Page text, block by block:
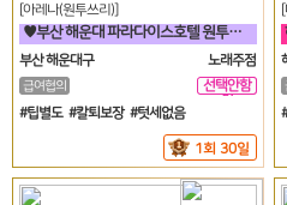
[아레나(원투쓰리)]
♥️부산 해운대 파라다이스호텔 원투쓰리 클럽 영업진 구합니다♥️
부산 해운대구
노래주점
급여협의
선택안함
일
#팁별도 #칼퇴보장 #텃세없음
1회 30일